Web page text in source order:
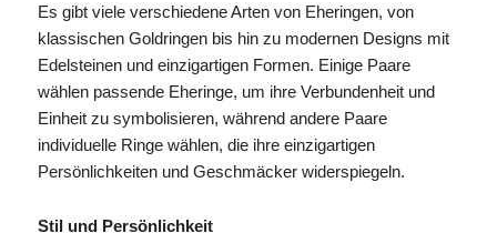
Es gibt viele verschiedene Arten von Eheringen, von
klassischen Goldringen bis hin zu modernen Designs mit
Edelsteinen und einzigartigen Formen. Einige Paare
wählen passende Eheringe, um ihre Verbundenheit und
Einheit zu symbolisieren, während andere Paare
individuelle Ringe wählen, die ihre einzigartigen
Persönlichkeiten und Geschmäcker widerspiegeln.
Stil und Persönlichkeit